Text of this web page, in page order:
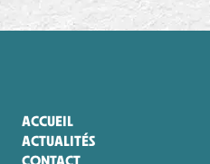
ACCUEIL
ACTUALITÉS
CONTACT